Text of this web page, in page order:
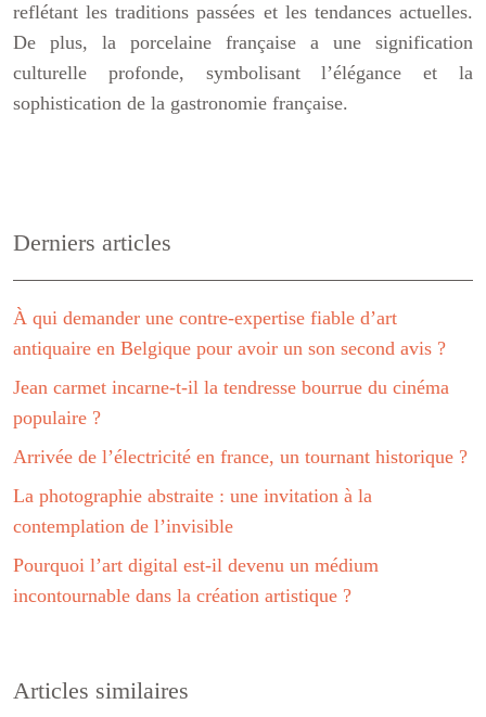
reflétant les traditions passées et les tendances actuelles.
De plus, la porcelaine française a une signification
culturelle profonde, symbolisant l’élégance et la
sophistication de la gastronomie française.
Derniers articles
À qui demander une contre-expertise fiable d’art
antiquaire en Belgique pour avoir un son second avis ?
Jean carmet incarne-t-il la tendresse bourrue du cinéma
populaire ?
Arrivée de l’électricité en france, un tournant historique ?
La photographie abstraite : une invitation à la
contemplation de l’invisible
Pourquoi l’art digital est-il devenu un médium
incontournable dans la création artistique ?
Articles similaires